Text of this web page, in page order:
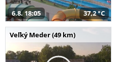
6.8. 18:05 37,2 °C
Veľký Meder (49 km)